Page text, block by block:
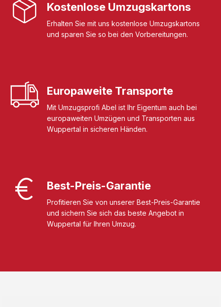
Kostenlose Umzugskartons
Erhalten Sie mit uns kostenlose Umzugskartons
und sparen Sie so bei den Vorbereitungen.
Europaweite Transporte
Mit Umzugsprofi Abel ist Ihr Eigentum auch bei
europaweiten Umzügen und Transporten aus
Wuppertal in sicheren Händen.
Best-Preis-Garantie
Profitieren Sie von unserer Best-Preis-Garantie
und sichern Sie sich das beste Angebot in
Wuppertal für Ihren Umzug.